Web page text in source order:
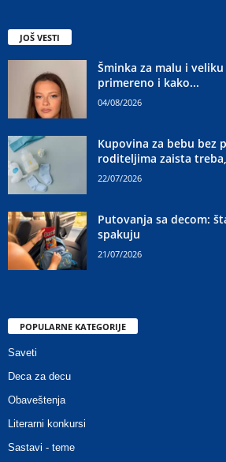
JOŠ VESTI
Šminka za malu i
primereno i kako...
04/08/2026
Kupovina za bebu bez
roditeljima zaista
22/07/2026
Putovanja sa decom:
spakuju
21/07/2026
POPULARNE KATEGORIJE
Saveti
Deca za decu
Obaveštenja
Literarni konkursi
Sastavi - teme